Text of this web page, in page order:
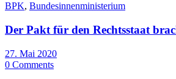
BPK, Bundesinnenministerium
Der Pakt für den Rechtsstaat
27. Mai 2020
0 Comments